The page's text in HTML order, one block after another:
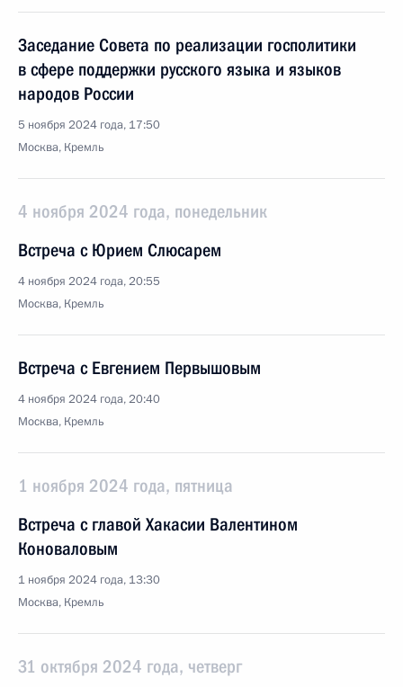
Заседание Совета по реализации госполитики
в сфере поддержки русского языка и языков
народов России
5 ноября 2024 года, 17:50
Москва, Кремль
4 ноября 2024 года, понедельник
Встреча с Юрием Слюсарем
4 ноября 2024 года, 20:55
Москва, Кремль
Встреча с Евгением Первышовым
4 ноября 2024 года, 20:40
Москва, Кремль
1 ноября 2024 года, пятница
Встреча с главой Хакасии Валентином
Коноваловым
1 ноября 2024 года, 13:30
Москва, Кремль
31 октября 2024 года, четверг